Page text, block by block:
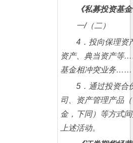
《私募投资基
一/（二）
4 ．投向保理资
资产、典当资产等
基金相冲突业务……
5 ．通过投资合
司、资产管理产品
金，下同）等方式
上述活动。